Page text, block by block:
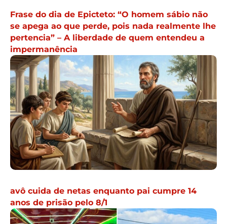
Frase do dia de Epicteto: “O homem sábio não
se apega ao que perde, pois nada realmente lhe
pertencia” – A liberdade de quem entendeu a
impermanência
avô cuida de netas enquanto pai cumpre 14
anos de prisão pelo 8/1